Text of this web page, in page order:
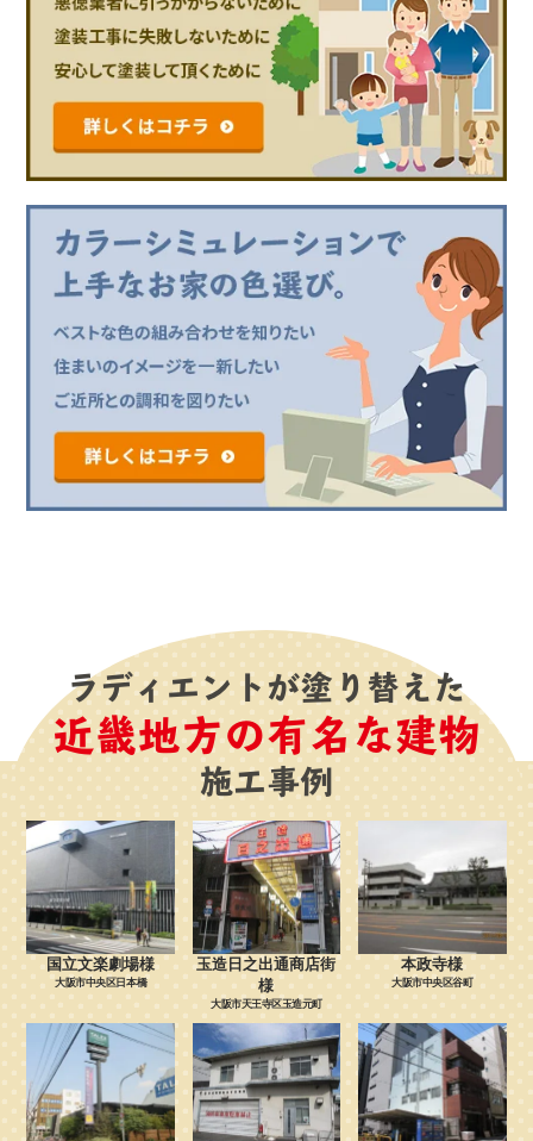
ラディエントが塗り替えた
近畿地方の有名な建物
施工事例
国立文楽劇場様
大阪市中央区日本橋
玉造日之出通商店街
様
大阪市天王寺区玉造元町
本政寺様
大阪市中央区谷町